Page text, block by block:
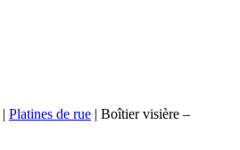
| Platines de rue | Boîtier visière –